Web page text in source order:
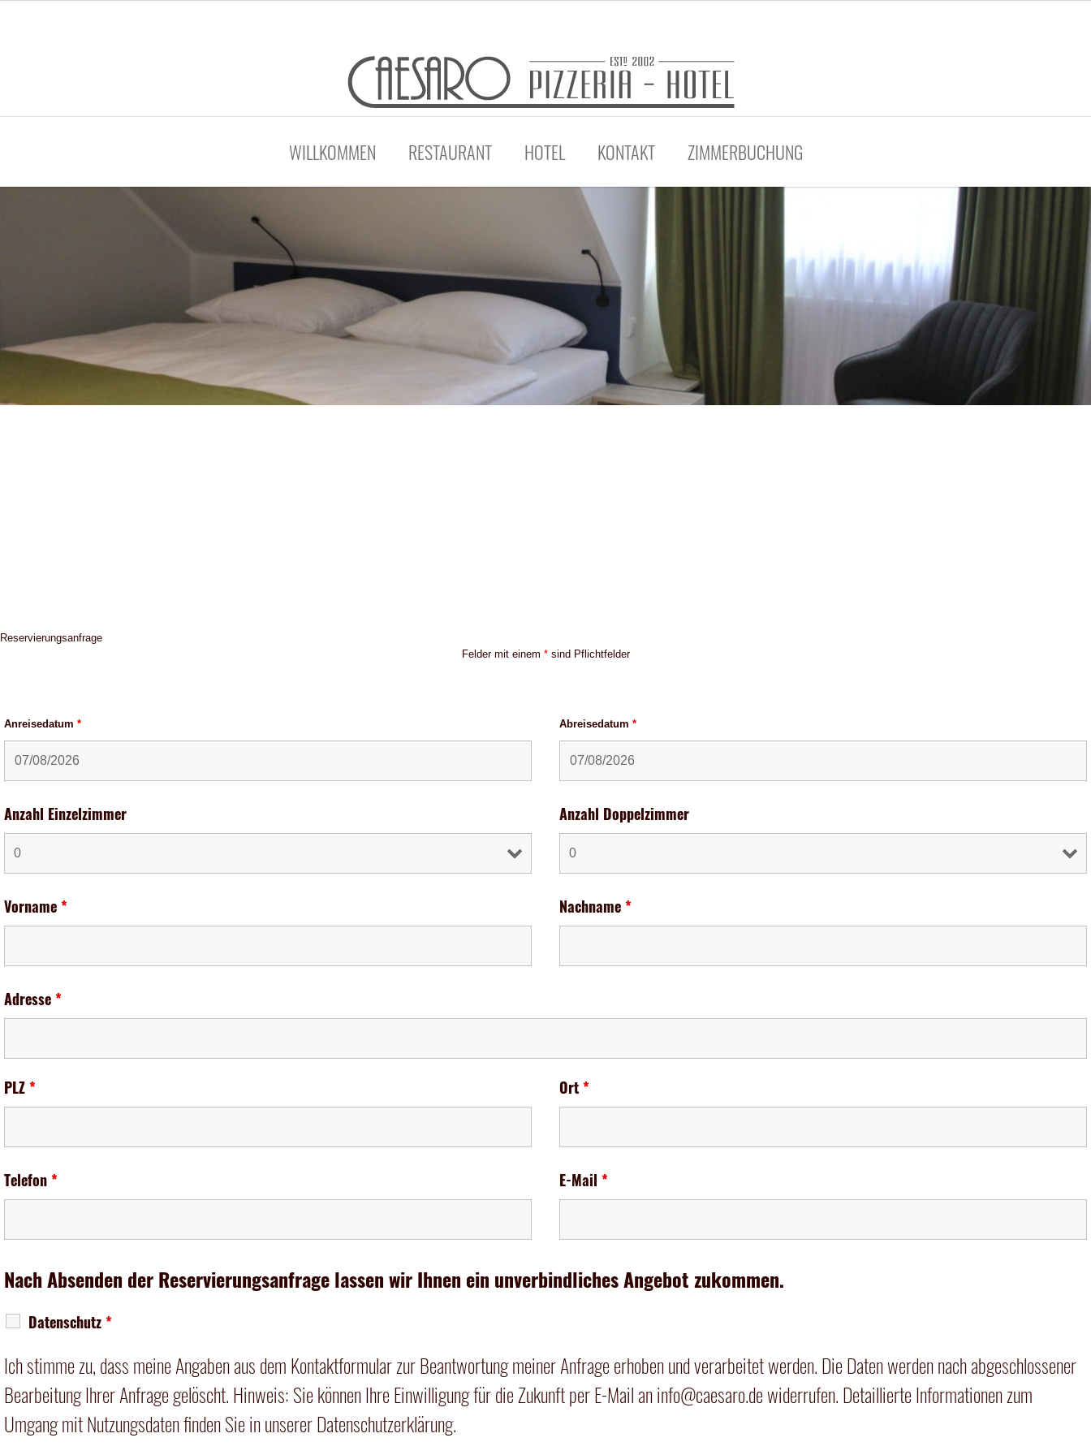
WILLKOMMEN RESTAURANT HOTEL KONTAKT ZIMMERBUCHUNG
Reservierungsanfrage
Felder mit einem *sind Pflichtfelder
Anreisedatum * Abreisedatum*
Anzahl Einzelzimmer Anzahl Doppelzimmer
Vorname* Nachname*
Adresse*
PLZ* Ort*
Telefon* E-Mail*
Nach Absenden der Reservierungsanfrage lassen wir Ihnen ein unverbindliches Angebot zukommen.
Datenschutz*
Ich stimme zu, dass meine Angaben aus dem Kontaktformular zur Beantwortung meiner Anfrage erhoben und verarbeitet werden. Die Daten werden nach abgeschlossener
Bearbeitung Ihrer Anfrage gelöscht. Hinweis: Sie können Ihre Einwilligung für die Zukunft per E-Mail aninfo@caesaro.dewiderrufen. Detaillierte Informationen zum
Umgang mit Nutzungsdaten finden Sie in unsererDatenschutzerklärung.